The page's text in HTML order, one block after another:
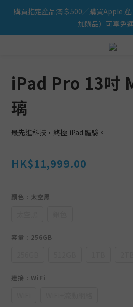
iPhone 17 系列新登場
購買指定產品滿＄500／購買Apple
加購品）可享免
iPhone 17 系列新登場
iPad Pro 13吋
璃
最先進科技，終﻿極 iPad 體﻿驗。
HK$11,999.00
顏色 : 太空黑
容量 : 256GB
連接 : WiFi